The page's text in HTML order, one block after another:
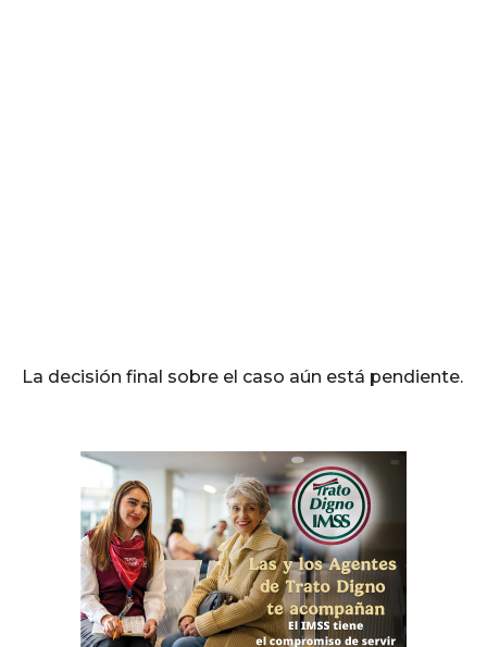
La decisión final sobre el caso aún está pendiente.